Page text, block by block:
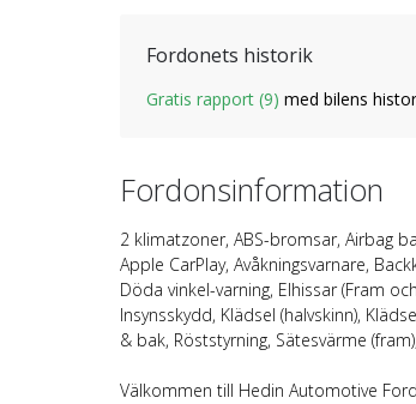
Fordonets historik
Gratis rapport (9) med bilens
Fordonsinformation
2 klimatzoner, ABS-bromsar, Airbag
Apple CarPlay, Avåkningsvarnare,
Döda vinkel-varning, Elhissar (Fram
Insynsskydd, Klädsel (halvskinn),
& bak, Röststyrning, Sätesvärme
Välkommen till Hedin Automotive